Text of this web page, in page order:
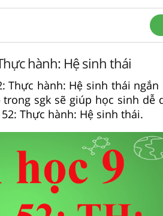
hành: Hệ sinh thái
Thực hành: Hệ sinh thái
sgk sẽ giúp học sinh dễ
Thực hành: Hệ sinh thái.